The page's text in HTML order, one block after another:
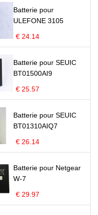
Batterie pour
ULEFONE 3105
€ 24.14
Batterie pour SEUIC
BT01500AI9
€ 25.57
Batterie pour SEUIC
BT01310AIQ7
€ 26.14
Batterie pour Netgear
W-7
€ 29.97